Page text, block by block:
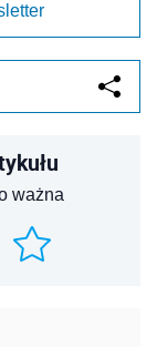
ważna